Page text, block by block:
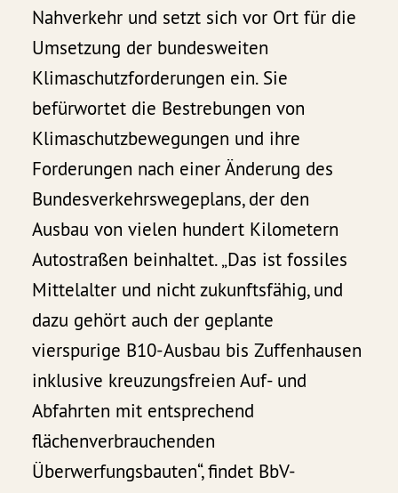
Nahverkehr und setzt sich vor Ort für die
Umsetzung der bundesweiten
Klimaschutzforderungen ein. Sie
befürwortet die Bestrebungen von
Klimaschutzbewegungen und ihre
Forderungen nach einer Änderung des
Bundesverkehrswegeplans, der den
Ausbau von vielen hundert Kilometern
Autostraßen beinhaltet. „Das ist fossiles
Mittelalter und nicht zukunftsfähig, und
dazu gehört auch der geplante
vierspurige B10-Ausbau bis Zuffenhausen
inklusive kreuzungsfreien Auf- und
Abfahrten mit entsprechend
flächenverbrauchenden
Überwerfungsbauten“, findet BbV-